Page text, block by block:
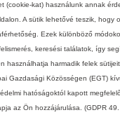
egyenes
óta 9
a márka a
történtek, amelyek
(cookie-kat) használunk annak
A sütik lehetővé teszik, hogy
Ezek különböző
keresési találatok, így
használhatja harmadik felek
Gazdasági Közösségen (EGT)
hatóságoktól kapott
az Ön hozzájárulása. (GDPR